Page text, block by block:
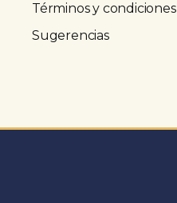
Términos y condiciones
Sugerencias